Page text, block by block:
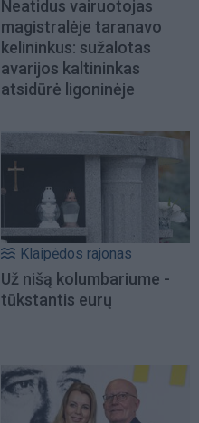
Neatidus vairuotojas
magistralėje taranavo
kelininkus: sužalotas
avarijos kaltininkas
atsidūrė ligoninėje
Klaipėdos rajonas
Už nišą kolumbariume -
tūkstantis eurų